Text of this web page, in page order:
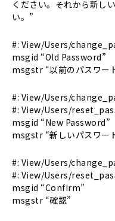
ください。それから新し
い。”
#: View/Users/
msgid “Old Password”
msgstr “以前のパスワー
#: View/Users/
#: View/Users/
msgid “New Password”
msgstr “新しいパスワー
#: View/Users/
#: View/Users/
msgid “Confirm”
msgstr “確認”